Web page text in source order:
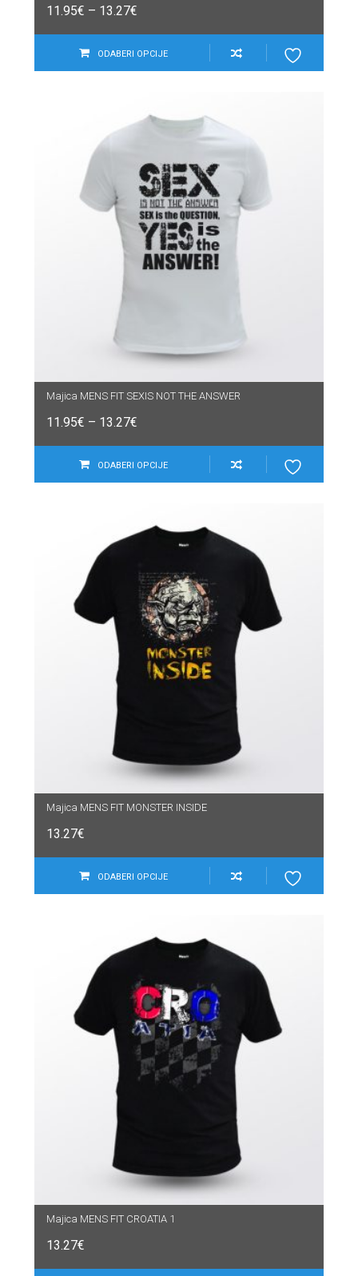
11.95€ – 13.27€
ODABERI OPCIJE
Majica MENS FIT SEXIS NOT THE ANSWER
11.95€ – 13.27€
ODABERI OPCIJE
Majica MENS FIT MONSTER INSIDE
13.27€
ODABERI OPCIJE
Majica MENS FIT CROATIA 1
13.27€